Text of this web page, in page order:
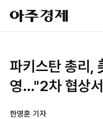
아
주
경
파키스탄 총리,
영…"2차 협상
한영훈 기자